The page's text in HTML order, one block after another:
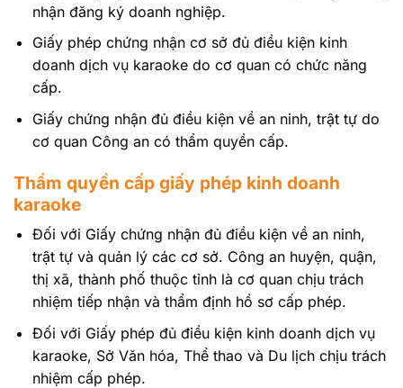
nhận đăng ký doanh nghiệp.
Giấy phép chứng nhận cơ sở đủ điều kiện kinh
doanh dịch vụ karaoke do cơ quan có chức năng
cấp.
Giấy chứng nhận đủ điều kiện về an ninh, trật tự do
cơ quan Công an có thẩm quyền cấp.
Thẩm quyền cấp giấy phép kinh doanh
karaoke
Đối với Giấy chứng nhận đủ điều kiện về an ninh,
trật tự và quản lý các cơ sở. Công an huyện, quận,
thị xã, thành phố thuộc tỉnh là cơ quan chịu trách
nhiệm tiếp nhận và thẩm định hồ sơ cấp phép.
Đối với Giấy phép đủ điều kiện kinh doanh dịch vụ
karaoke, Sở Văn hóa, Thể thao và Du lịch chịu trách
nhiệm cấp phép.